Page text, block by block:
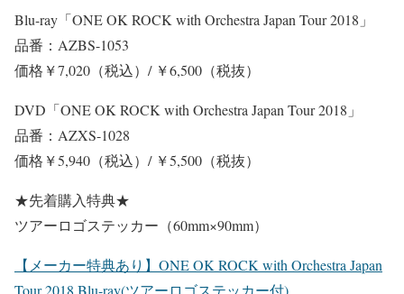
Blu-ray「ONE OK ROCK with Orchestra Japan Tour 2018」
品番：AZBS-1053
価格￥7,020（税込）/ ￥6,500（税抜）
DVD「ONE OK ROCK with Orchestra Japan Tour 2018」
品番：AZXS-1028
価格￥5,940（税込）/ ￥5,500（税抜）
★先着購入特典★
ツアーロゴステッカー（60mm×90mm）
【メーカー特典あり】ONE OK ROCK with Orchestra Japan
Tour 2018 Blu-ray(ツアーロゴステッカー付)